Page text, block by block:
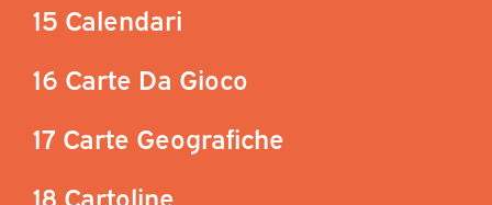
15 Calendari
16 Carte Da Gioco
17 Carte Geografiche
18 Cartoline